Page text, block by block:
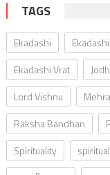
TAGS
Ekadashi
Ekadashi Vrat
Lord Vishnu
Raksha Bandhan
Spirituality